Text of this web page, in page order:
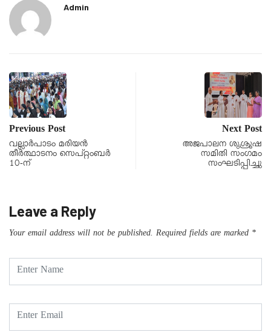
Admin
Previous Post
വല്ലാര്‍പാടം മരിയന്‍
തീര്‍ത്ഥാടനം സെപ്റ്റംബര്‍
10-ന്
Next Post
അജപാലന ശുശ്രൂഷ
സമിതി സംഗമം
സംഘടിപ്പിച്ചു
Leave a Reply
Your email address will not be published. Required fields are marked *